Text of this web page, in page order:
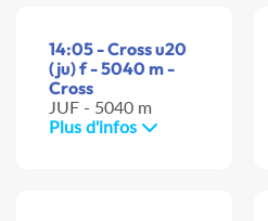
14:05 - Cross u20
(ju) f - 5040 m -
Cross
JUF - 5040 m
Plus d'infos